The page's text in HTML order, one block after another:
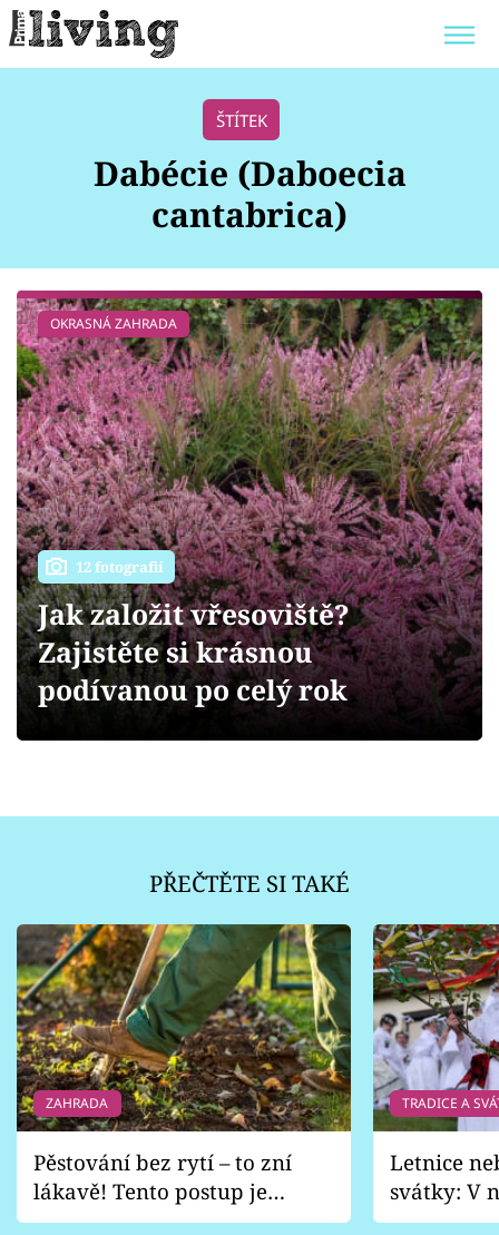
POKOJOVÉ KVĚTINY
ZAHRADA
Bydlení
Zahrada
Design
Sledujte prima+
Přihlášení
Sledujte nás
ŠTÍTEK
Dabécie (Daboecia
cantabrica)
OKRASNÁ ZAHRADA
12 fotografií
Jak založit vřesoviště?
Zajistěte si krásnou
podívanou po celý rok
PŘEČTĚTE SI TAKÉ
ZAHRADA
Pěstování bez rytí – to zní
lákavě! Tento postup je
vhodný jen pro některé
TRADICE A
Letnice
svátky: V
pondělí